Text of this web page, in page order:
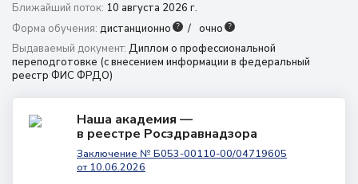
Ближайший поток: 10 августа 2026 г.
Форма обучения: дистанционно ? очно ?
Выдаваемый документ: Диплом о профессиональной
переподготовке (с внесением информации в федеральный
реестр ФИС ФРДО)
Наша академия —
в реестре Росздравнадзора
Заключение № Б053-00110-00/04719605
от 10.06.2026